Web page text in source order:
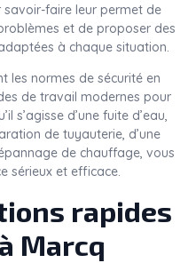
faire leur permet de
et de proposer des
à chaque situation.
les normes de sécurité en
de travail modernes pour
s’agisse d’une fuite d’eau,
de tuyauterie, d’une
de chauffage, vous
sérieux et efficace.
rapides
Marcq